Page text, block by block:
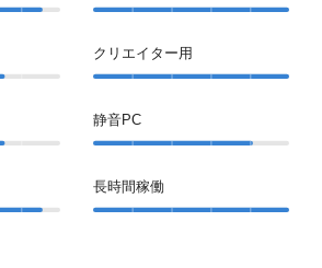
クリエイター用
静音PC
長時間稼働